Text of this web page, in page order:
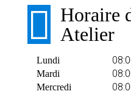
Horaire
Atelier
Lundi
Mardi
Mercredi